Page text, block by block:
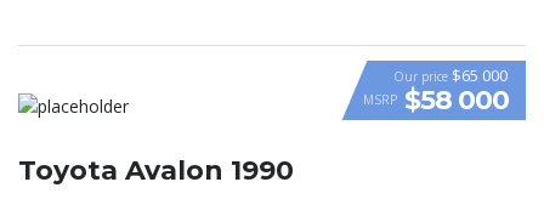
VIDEO
Our price $65 000
MSRP $58 000
Toyota Avalon 1990